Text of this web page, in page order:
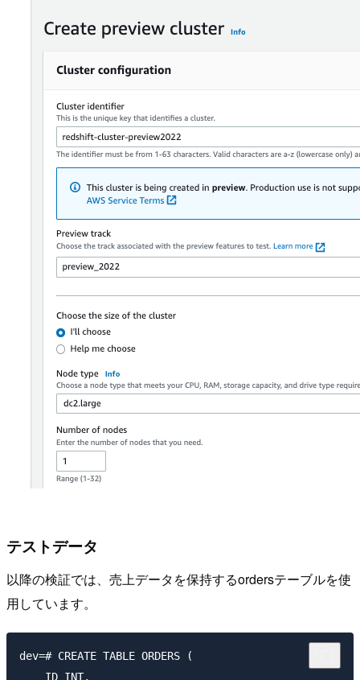
テストデータ
以降の検証では、売上データを保持するordersテーブルを使
用しています。
dev=# CREATE TABLE ORDERS (
    ID INT,